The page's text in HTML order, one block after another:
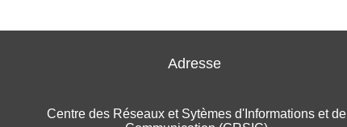
Adresse
Centre des Réseaux et Sytèmes d'Informations et de